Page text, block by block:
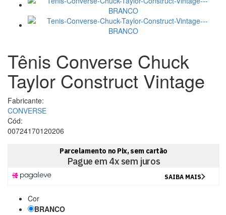
Tênis Converse Chuck
Taylor Construct Vintage
Fabricante:
CONVERSE
Cód:
00724170120206
Cor
BRANCO